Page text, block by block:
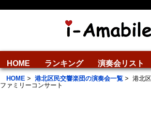
HOME ランキング 演奏会リスト
HOME > 港北区民交響楽団の演奏会一覧 > 港北
ファミリーコンサート